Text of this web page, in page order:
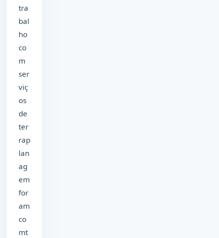
tra
bal
ho
co
m
ser
viç
os
de
ter
rap
lan
ag
em
for
am
co
mt